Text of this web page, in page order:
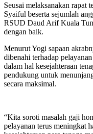
Seusai melaksanakan
Syaiful beserta sejumlah
RSUD Daud Arif Kuala
dengan baik.
Menurut Yogi sapaan
dibenahi terhadap
dalam hal kesejahteraan
pendukung untuk
secara maksimal.
“Kita soroti masalah gaji
pelayanan terus meningkat